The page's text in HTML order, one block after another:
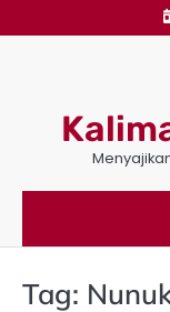
to
Tag: